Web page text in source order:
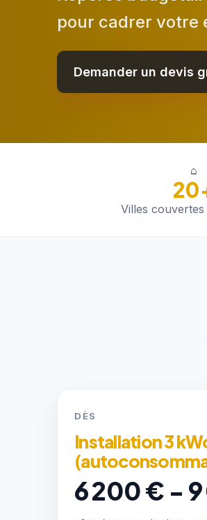
pour cadrer votre
Demander un devis
⌂
Villes
DÈS
Installation 3
6 200 € -